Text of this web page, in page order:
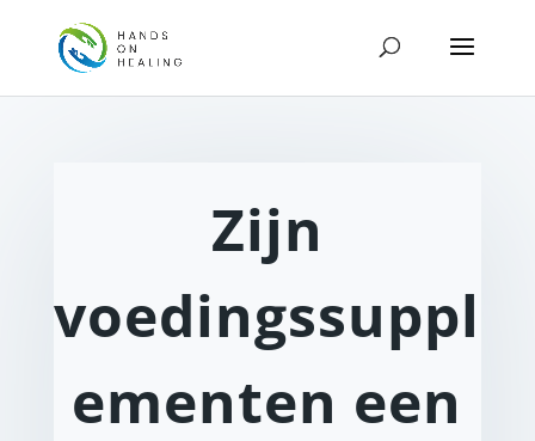
Zijn
voedingssuppl
ementen een